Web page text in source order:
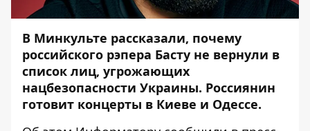
В Минкульте рассказали, почему
российского рэпера Басту не вернули в
список лиц, угрожающих
нацбезопасности Украины. Россиянин
готовит концерты в Киеве и Одессе.